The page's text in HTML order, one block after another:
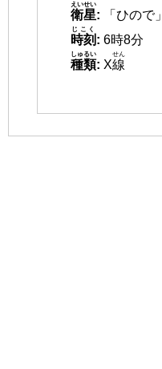
衛星
えいせい
:
「ひので」
時刻
じこく
: 6時8分
種類
しゅるい
: X線
せん